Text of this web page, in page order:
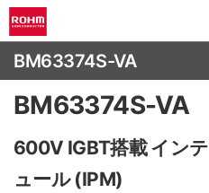
BM63374S-VA
BM63374S-VA
600V IGBT搭載 イン
ュール (IPM)